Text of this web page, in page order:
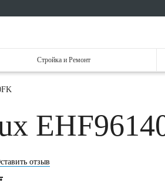
Стройка и Ремонт
отзыв